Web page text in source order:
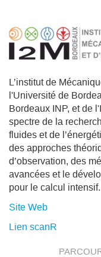
L’institut de
l'Université de
Bordeaux INP, et de
spectre de la
fluides et de
des approches
d’observation, des
avancées et le
pour le calcul
Site Web
Lien scanR